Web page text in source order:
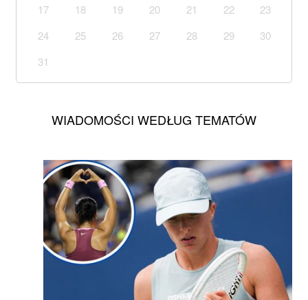
17
18 19 20 21 22
23
24
25 26 27 28 29
30
31
WIADOMOŚCI WEDŁUG TEMATÓW